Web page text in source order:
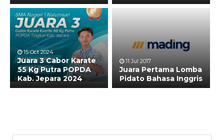
15 Oct 2024
Juara 3 Cabor Karate
55 Kg Putra POPDA
Kab. Jepara 2024
11 Jul 2017
Juara Pertama Lomba
Pidato Bahasa Inggris